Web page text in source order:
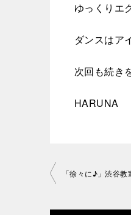
ゆっくりエ
ダンスはア
次回も続き
HARUNA
投
「徐々に♪」渋谷